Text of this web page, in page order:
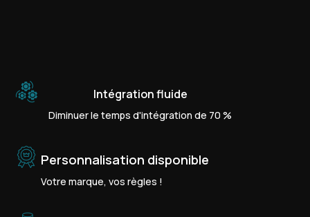
Intégration fluide
Diminuer le temps d'intégration de 70 %
Personnalisation disponible
Votre marque, vos règles !